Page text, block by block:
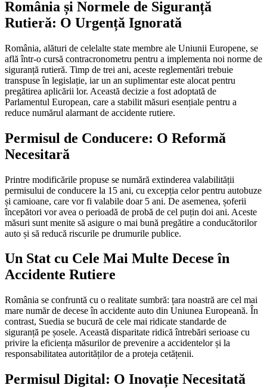
România și Normele de Siguranță
Rutieră: O Urgență Ignorată
România, alături de celelalte state membre ale Uniunii Europene, se
află într-o cursă contracronometru pentru a implementa noi norme de
siguranță rutieră. Timp de trei ani, aceste reglementări trebuie
transpuse în legislație, iar un an suplimentar este alocat pentru
pregătirea aplicării lor. Această decizie a fost adoptată de
Parlamentul European, care a stabilit măsuri esențiale pentru a
reduce numărul alarmant de accidente rutiere.
Permisul de Conducere: O Reformă
Necesitară
Printre modificările propuse se numără extinderea valabilității
permisului de conducere la 15 ani, cu excepția celor pentru autobuze
și camioane, care vor fi valabile doar 5 ani. De asemenea, șoferii
începători vor avea o perioadă de probă de cel puțin doi ani. Aceste
măsuri sunt menite să asigure o mai bună pregătire a conducătorilor
auto și să reducă riscurile pe drumurile publice.
Un Stat cu Cele Mai Multe Decese în
Accidente Rutiere
România se confruntă cu o realitate sumbră: țara noastră are cel mai
mare număr de decese în accidente auto din Uniunea Europeană. În
contrast, Suedia se bucură de cele mai ridicate standarde de
siguranță pe șosele. Această disparitate ridică întrebări serioase cu
privire la eficiența măsurilor de prevenire a accidentelor și la
responsabilitatea autorităților de a proteja cetățenii.
Permisul Digital: O Inovație Necesitată